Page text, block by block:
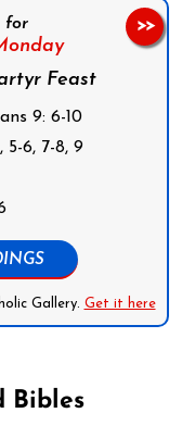
for
Feast
9: 6-10
5-6, 7-8, 9
Gallery. Get it here
>>
Bibles